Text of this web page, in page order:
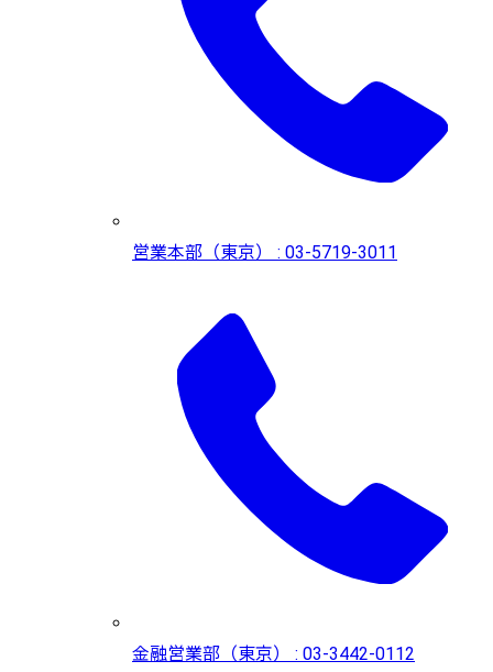
営業本部（東京） : 03-5719-3011
金融営業部（東京） : 03-3442-0112